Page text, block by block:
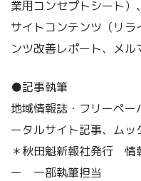
業用コンセプトシート
サイトコンテンツ（リ
ンツ改善レポート、メル
●記事執筆
地域情報誌・フリーペ
ータルサイト記事、ムッ
＊秋田魁新報社発行
ー 一部執筆担当